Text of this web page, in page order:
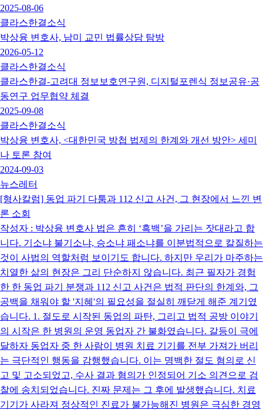
2025-08-06
클라스한결소식
박상융 변호사, 남미 교민 법률상담 탐방
2026-05-12
클라스한결소식
클라스한결-고려대 정보보호연구원, 디지털포렌식 정보공유·공
동연구 업무협약 체결
2025-09-08
클라스한결소식
박상융 변호사, <대한민국 방첩 법제의 한계와 개선 방안> 세미
나 토론 참여
2024-09-03
뉴스레터
[형사칼럼] 동업 파기 다툼과 112 신고 사건, 그 현장에서 느낀 변
론 소회
작성자 : 박상융 변호사 법은 흔히 ‘흑백’을 가리는 잣대라고 합
니다. 기소냐 불기소냐, 승소냐 패소냐를 이분법적으로 칼질하는
것이 사법의 역할처럼 보이기도 합니다. 하지만 우리가 마주하는
치열한 삶의 현장은 그리 단순하지 않습니다. 최근 필자가 경험
한 한 동업 파기 분쟁과 112 신고 사건은 법적 판단의 한계와, 그
공백을 채워야 할 '지혜'의 필요성을 절실히 깨닫게 해준 계기였
습니다. 1. 절도로 시작된 동업의 파탄, 그리고 법적 공방 이야기
의 시작은 한 병원의 운영 동업자 간 불화였습니다. 갈등이 극에
달하자 동업자 중 한 사람이 병원 치료 기기를 전부 가져가 버리
는 극단적인 행동을 감행했습니다. 이는 명백한 절도 혐의로 신
고 및 고소되었고, 수사 결과 혐의가 인정되어 기소 의견으로 검
찰에 송치되었습니다. 진짜 문제는 그 후에 발생했습니다. 치료
기기가 사라져 정상적인 진료가 불가능해진 병원은 극심한 경영